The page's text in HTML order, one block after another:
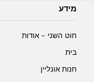
מידע
חוט השני – אודות
בית
חנות אונליין